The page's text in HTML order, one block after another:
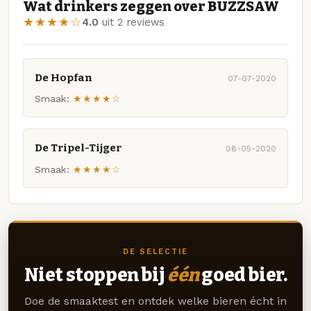
Wat drinkers zeggen over BUZZSAW
★★★★☆4.0 uit 2 reviews
De Hopfan 07-07-2020
Smaak: ★★★★☆
De Tripel-Tijger 08-05-2020
Smaak: ★★★★☆
DE SELECTIE
Niet stoppen bij ééngoed bier.
Doe de smaaktest en ontdek welke bieren écht in